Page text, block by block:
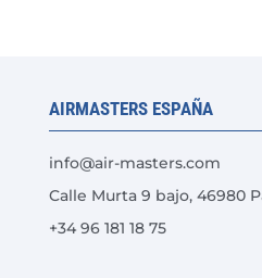
AIRMASTERS ESPAÑA
info@air-masters.com
Calle Murta 9 bajo, 46980
+34 96 181 18 75